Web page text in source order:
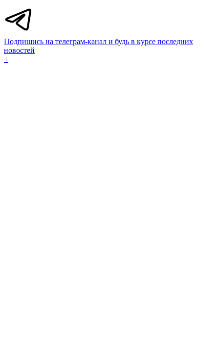
Подпишись на телеграм-канал и будь в курсе последних
новостей
+